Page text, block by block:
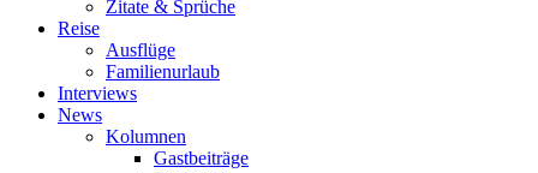
Zitate & Sprüche
Reise
Ausflüge
Familienurlaub
Interviews
News
Kolumnen
Gastbeiträge